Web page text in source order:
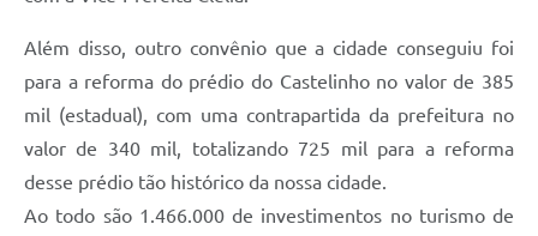
Além disso, outro convênio que a cidade conseguiu foi
para a reforma do prédio do Castelinho no valor de 385
mil (estadual), com uma contrapartida da prefeitura no
valor de 340 mil, totalizando 725 mil para a reforma
desse prédio tão histórico da nossa cidade.
Ao todo são 1.466.000 de investimentos no turismo de